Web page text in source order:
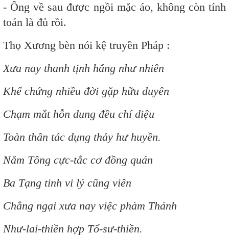
- Ông về sau được ngồi mặc áo, không còn tính
toán là đủ rồi.
Thọ Xương bèn nói kệ truyền Pháp :
Xưa nay thanh tịnh hằng như nhiên
Khế chứng nhiều đời gặp hữu duyên
Chạm mắt hỗn dung đều chí diệu
Toàn thân tác dụng thảy hư huyền.
Năm Tông cực-tắc cơ đồng quán
Ba Tạng tinh vi lý cũng viên
Chẳng ngại xưa nay việc phàm Thánh
Như-lai-thiền hợp Tổ-sư-thiền.